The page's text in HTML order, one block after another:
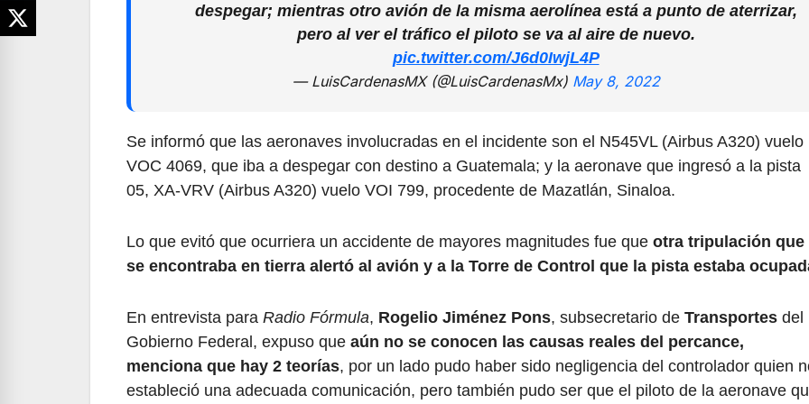
despegar; mientras otro avión de la misma aerolínea está a punto de aterrizar,
pero al ver el tráfico el piloto se va al aire de nuevo.
pic.twitter.com/J6d0IwjL4P
— LuisCardenasMX (@LuisCardenasMx) May 8, 2022
Se informó que las aeronaves involucradas en el incidente son el N545VL (Airbus A320) vuelo
VOC 4069, que iba a despegar con destino a Guatemala; y la aeronave que ingresó a la pista
05, XA-VRV (Airbus A320) vuelo VOI 799, procedente de Mazatlán, Sinaloa.
Lo que evitó que ocurriera un accidente de mayores magnitudes fue que otra tripulación que
se encontraba en tierra alertó al avión y a la Torre de Control que la pista estaba
En entrevista para Radio Fórmula, Rogelio Jiménez Pons, subsecretario de Transportes del
Gobierno Federal, expuso que aún no se conocen las causas reales del percance,
menciona que hay 2 teorías, por un lado pudo haber sido negligencia del controlador quien
estableció una adecuada comunicación, pero también pudo ser que el piloto de la aeronave